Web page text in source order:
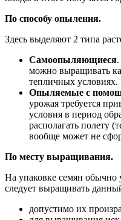
По способу опыления.
Здесь выделяют 2 типа
Самоопыляющиеся
можно выращивать
тепличных условиях.
Опыляемые с
урожая требуется
условия в период
располагать полету
вообще может не
По месту выращивания.
На упаковке семян обычно
следует выращивать
допустимо их